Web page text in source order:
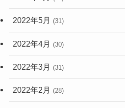
2022年5月 (31)
2022年4月 (30)
2022年3月 (31)
2022年2月 (28)